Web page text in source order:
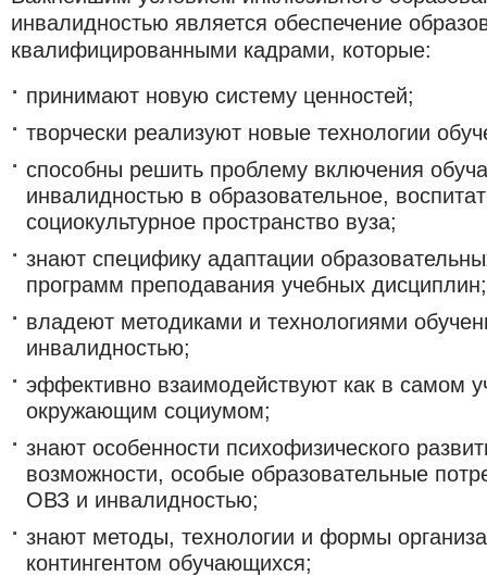
инвалидностью является обеспечение
квалифицированными кадрами, которые:
принимают новую систему ценностей;
творчески реализуют новые технологии
способны решить проблему включения
инвалидностью в образовательное,
социокультурное пространство вуза;
знают специфику адаптации
программ преподавания учебных дисциплин;
владеют методиками и технологиями
инвалидностью;
эффективно взаимодействуют как в самом
окружающим социумом;
знают особенности психофизического
возможности, особые образовательные
ОВЗ и инвалидностью;
знают методы, технологии и формы
контингентом обучающихся;